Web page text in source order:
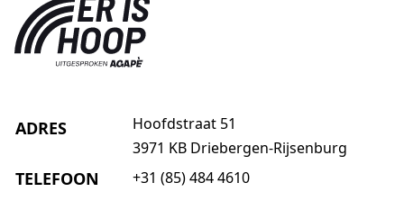
ADRES
Hoofdstraat 51
3971 KB Driebergen-Rijsenburg
TELEFOON +31 (85) 484 4610